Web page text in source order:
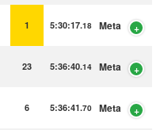
1 5:30:17.18 Meta
23 5:36:40.14 Meta
6 5:36:41.70 Meta